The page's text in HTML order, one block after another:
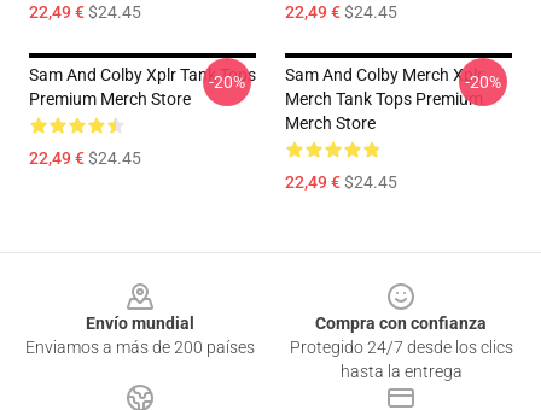
22,49 €$24.45 22,49 €$24.45
Sam And Colby Xplr Tank Tops
Premium Merch Store
22,49 €$24.45
-20%
Sam And Colby Merch Xplr
Merch Tank Tops Premium
Merch Store
22,49 €$24.45
-20%
Envío mundial
Enviamos a más de 200 países
Compra con confianza
Protegido 24/7 desde los clics
hasta la entrega